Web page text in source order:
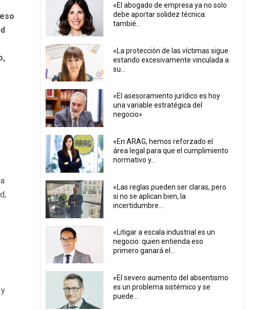
«El abogado de empresa ya no solo
debe aportar solidez técnica:
tambié...
«La protección de las víctimas sigue
estando excesivamente vinculada a
su...
«El asesoramiento jurídico es hoy
una variable estratégica del
negocio»
«En ARAG, hemos reforzado el
área legal para que el cumplimiento
normativo y...
«Las reglas pueden ser claras, pero
si no se aplican bien, la
incertidumbre...
«Litigar a escala industrial es un
negocio: quien entienda eso
primero ganará el...
«El severo aumento del absentismo
es un problema sistémico y se
puede...